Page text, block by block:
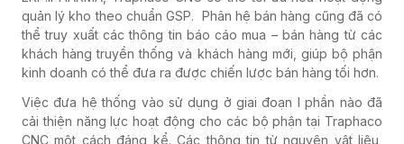
quản lý kho theo chuẩn GSP. Phân hệ bán hàng cũng đã có
thể truy xuất các thông tin báo cáo mua – bán hàng từ các
khách hàng truyền thống và khách hàng mới, giúp bộ phận
kinh doanh có thể đưa ra được chiến lược bán hàng tối hơn.
Việc đưa hệ thống vào sử dụng ở giai đoạn I phần nào đã
cải thiện năng lực hoạt động cho các bộ phận tại Traphaco
CNC một cách đáng kể. Các thông tin từ nguyên vật liệu,